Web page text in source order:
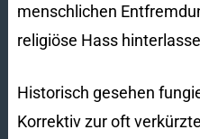
menschlichen
religiöse Hass
Historisch gesehen
Korrektiv zur oft